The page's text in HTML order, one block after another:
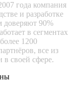
года компания
и разработке
доверяют 90%
в сегментах
1200
все из
своей сфере.